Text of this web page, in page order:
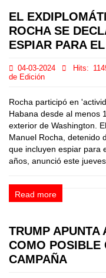
EL
ROCHA SE
ESPIAR PARA
04-03-2024 Hits:
de Edición
Rocha participó en
Habana desde al menos
exterior de Washington.
Manuel Rocha, detenido
que incluyen espiar para
años, anunció este
Read more
TRUMP APUNTA
COMO POSIBLE
CAMPAÑA